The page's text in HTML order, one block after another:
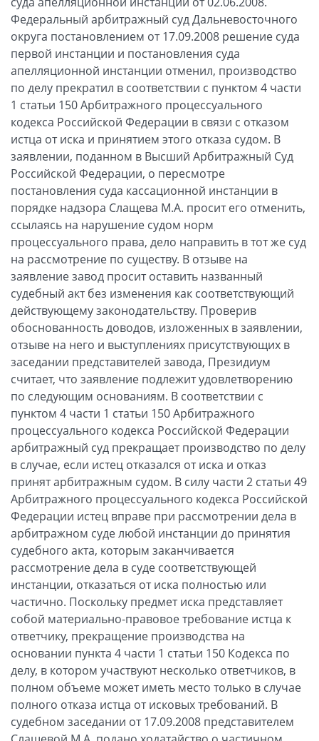
Федеральный арбитражный суд Дальневосточного
округа постановлением от 17.09.2008 решение суда
первой инстанции и постановления суда
апелляционной инстанции отменил, производство
по делу прекратил в соответствии с пунктом 4 части
1 статьи 150 Арбитражного процессуального
кодекса Российской Федерации в связи с отказом
истца от иска и принятием этого отказа судом. В
заявлении, поданном в Высший Арбитражный Суд
Российской Федерации, о пересмотре
постановления суда кассационной инстанции в
порядке надзора Слащева М.А. просит его отменить,
ссылаясь на нарушение судом норм
процессуального права, дело направить в тот же суд
на рассмотрение по существу. В отзыве на
заявление завод просит оставить названный
судебный акт без изменения как соответствующий
действующему законодательству. Проверив
обоснованность доводов, изложенных в заявлении,
отзыве на него и выступлениях присутствующих в
заседании представителей завода, Президиум
считает, что заявление подлежит удовлетворению
по следующим основаниям. В соответствии с
пунктом 4 части 1 статьи 150 Арбитражного
процессуального кодекса Российской Федерации
арбитражный суд прекращает производство по делу
в случае, если истец отказался от иска и отказ
принят арбитражным судом. В силу части 2 статьи 49
Арбитражного процессуального кодекса Российской
Федерации истец вправе при рассмотрении дела в
арбитражном суде любой инстанции до принятия
судебного акта, которым заканчивается
рассмотрение дела в суде соответствующей
инстанции, отказаться от иска полностью или
частично. Поскольку предмет иска представляет
собой материально-правовое требование истца к
ответчику, прекращение производства на
основании пункта 4 части 1 статьи 150 Кодекса по
делу, в котором участвуют несколько ответчиков, в
полном объеме может иметь место только в случае
полного отказа истца от исковых требований. В
судебном заседании от 17.09.2008 представителем